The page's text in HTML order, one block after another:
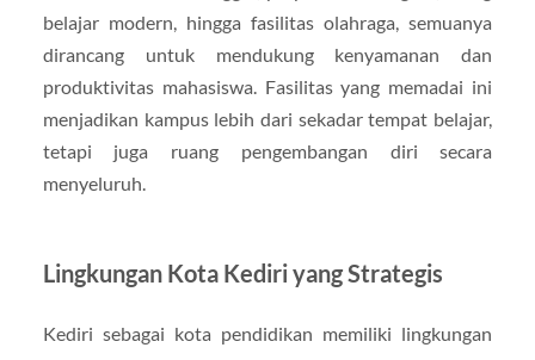
belajar modern, hingga fasilitas olahraga, semuanya
dirancang untuk mendukung kenyamanan dan
produktivitas mahasiswa. Fasilitas yang memadai ini
menjadikan kampus lebih dari sekadar tempat belajar,
tetapi juga ruang pengembangan diri secara
menyeluruh.
Lingkungan Kota Kediri yang Strategis
Kediri sebagai kota pendidikan memiliki lingkungan